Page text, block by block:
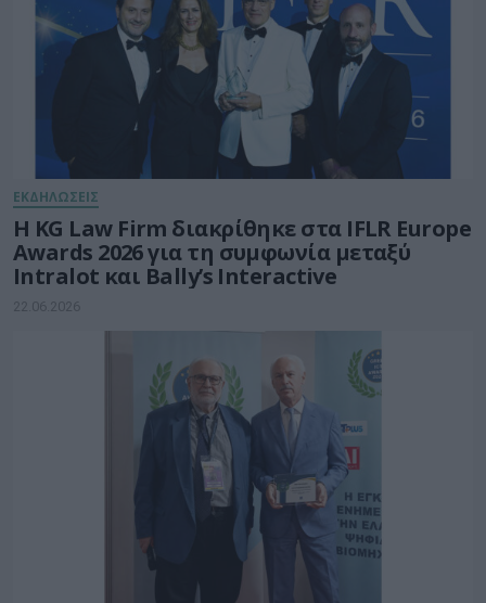
ΕΚΔΗΛΩΣΕΙΣ
Η KG Law Firm διακρίθηκε στα IFLR Europe
Awards 2026 για τη συμφωνία μεταξύ
Intralot και Bally’s Interactive
22.06.2026